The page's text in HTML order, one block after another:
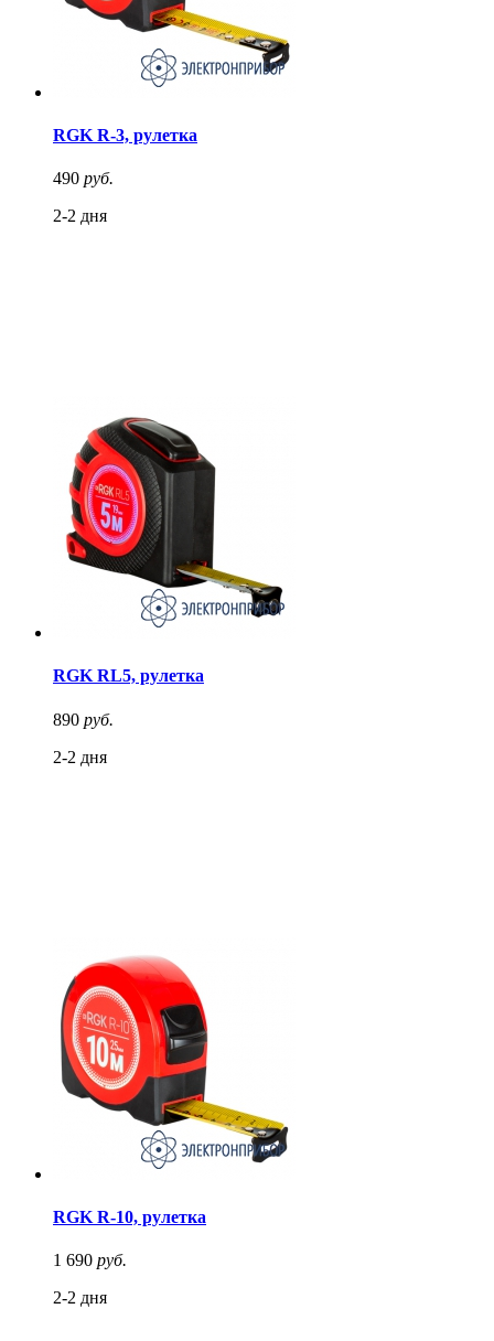
RGK R-3, рулетка
490 руб.
2-2 дня
RGK RL5, рулетка
890 руб.
2-2 дня
RGK R-10, рулетка
1 690 руб.
2-2 дня